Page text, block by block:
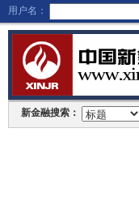
用户名：
新金融搜索：